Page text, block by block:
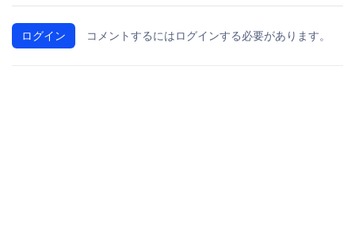
ログイン コメントするにはログインする必要があります。